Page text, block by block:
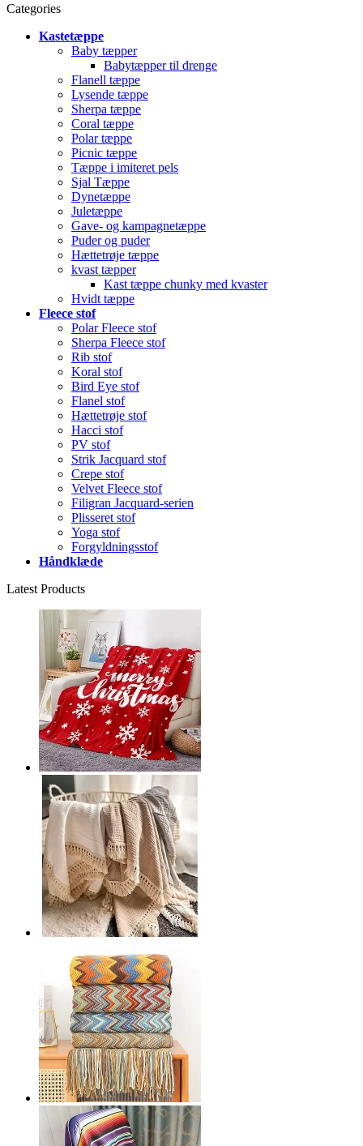
Categories
Kastetæppe
Baby tæpper
Babytæpper til drenge
Flanell tæppe
Lysende tæppe
Sherpa tæppe
Coral tæppe
Polar tæppe
Picnic tæppe
Tæppe i imiteret pels
Sjal Tæppe
Dynetæppe
Juletæppe
Gave- og kampagnetæppe
Puder og puder
Hættetrøje tæppe
kvast tæpper
Kast tæppe chunky med kvaster
Hvidt tæppe
Fleece stof
Polar Fleece stof
Sherpa Fleece stof
Rib stof
Koral stof
Bird Eye stof
Flanel stof
Hættetrøje stof
Hacci stof
PV stof
Strik Jacquard stof
Crepe stof
Velvet Fleece stof
Filigran Jacquard-serien
Plisseret stof
Yoga stof
Forgyldningsstof
Håndklæde
Latest Products